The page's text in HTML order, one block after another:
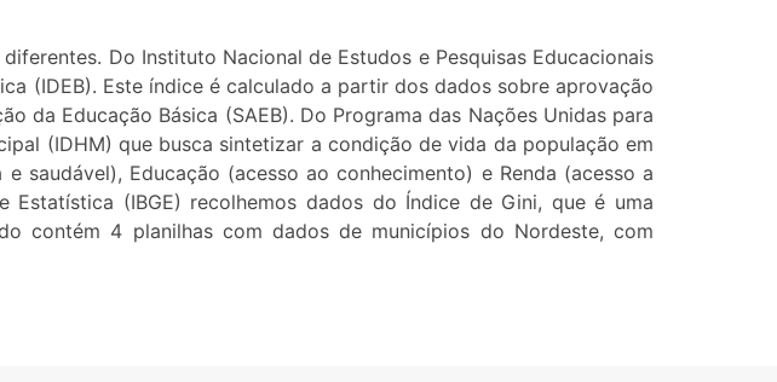
Do Instituto Nacional de Estudos e Pesquisas Educacionais
(IDEB). Este índice é calculado a partir dos dados sobre aprovação
da Educação Básica (SAEB). Do Programa das Nações Unidas para
(IDHM) que busca sintetizar a condição de vida da população em
saudável), Educação (acesso ao conhecimento) e Renda (acesso a
(IBGE) recolhemos dados do Índice de Gini, que é uma
contém 4 planilhas com dados de municípios do Nordeste, com